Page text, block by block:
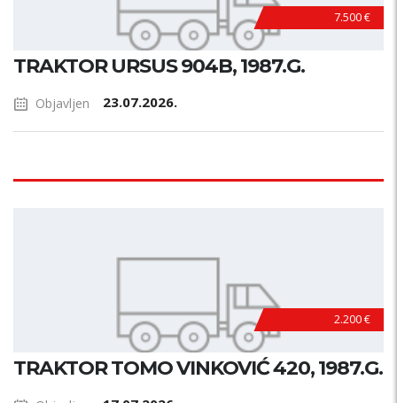
7.500 €
TRAKTOR URSUS 904B, 1987.G.
Objavljen 23.07.2026.
2.200 €
TRAKTOR TOMO VINKOVIĆ 420, 1987.G.